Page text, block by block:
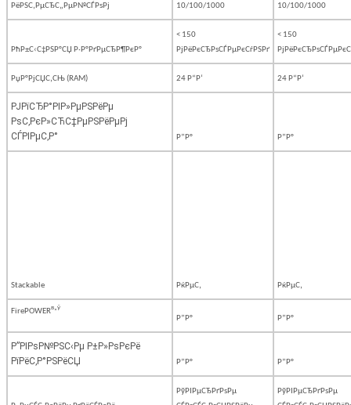
РёРЅС‚РµСЂС„РµР№СЃРѕРј
10/100/1000 10/100/1000
РћР±С‹С‡РЅР°СЏ Р·Р°РґРµСЂР¶РєР°
< 150
РјРёРєСЂРѕСЃРµРєСѓРЅРґ
< 150
РџР°РјСЏС‚СЊ (RAM) 24 Р“Р‘ 24 Р“Р‘
РЈРїСЂР°РІР»РµРЅРёРµ
РѕС‚РєР»СЋС‡РµРЅРёРµРј
СЃРІРµС‚Р°
Р”Р° Р”Р°
Stackable РќРµС‚ РќРµС‚
FirePOWERв„ў
Р”Р° Р”Р°
Р”РІРѕР№РЅС‹Рµ Р±Р»РѕРєРё
РїРёС‚Р°РЅРёСЏ
Р”Р° Р”Р°
РўРІРµСЂРґРѕРµ
РўРІРµСЂРґРѕРµ